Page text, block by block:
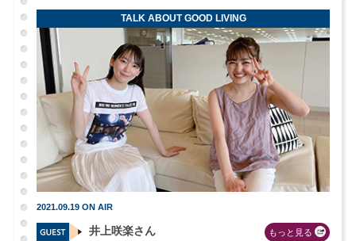
TALK ABOUT GOOD LIVING
2021.09.19 ON AIR
井上咲楽さん もっと見る